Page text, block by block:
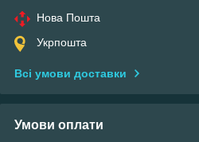
Нова Пошта
Укрпошта
Всі умови доставки
Умови оплати